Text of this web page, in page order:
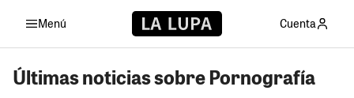
Menú Cuenta
Últimas noticias sobre Pornografía